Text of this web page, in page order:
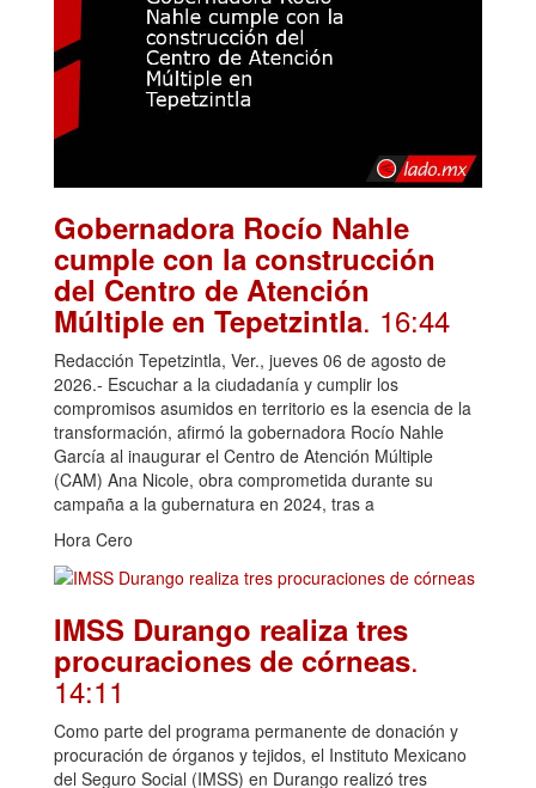
Gobernadora Rocío Nahle
cumple con la construcción
del Centro de Atención
Múltiple en Tepetzintla. 16:44
Redacción Tepetzintla, Ver., jueves 06 de agosto de
2026.- Escuchar a la ciudadanía y cumplir los
compromisos asumidos en territorio es la esencia de la
transformación, afirmó la gobernadora Rocío Nahle
García al inaugurar el Centro de Atención Múltiple
(CAM) Ana Nicole, obra comprometida durante su
campaña a la gubernatura en 2024, tras a
Hora Cero
IMSS Durango realiza tres
procuraciones de córneas.
14:11
Como parte del programa permanente de donación y
procuración de órganos y tejidos, el Instituto Mexicano
del Seguro Social (IMSS) en Durango realizó tres